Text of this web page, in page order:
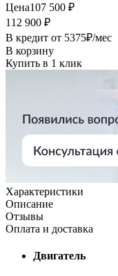
Цена107 500 ₽
112 900 ₽
В кредит от 5375₽/мес
В корзину
Купить в 1 клик
Характеристики
Описание
Отзывы
Оплата и доставка
Двигатель